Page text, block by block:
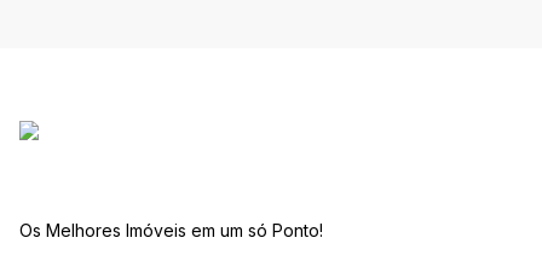
Os Melhores Imóveis em um só Ponto!